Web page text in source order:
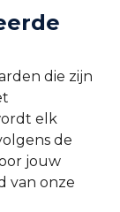
die zijn
elk
de
jouw
van onze